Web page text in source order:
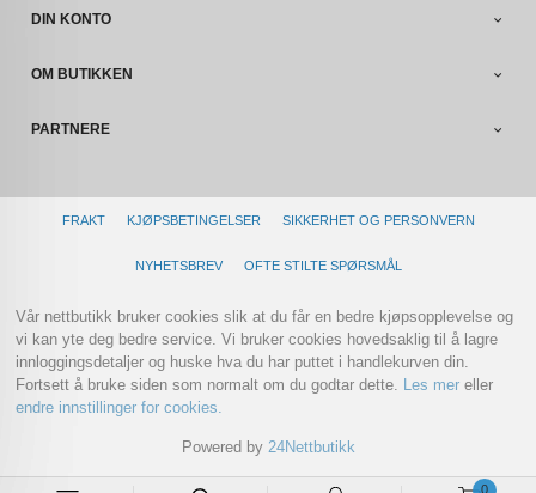
0
DIN KONTO
OM BUTIKKEN
PARTNERE
FRAKT KJØPSBETINGELSER SIKKERHET OG PERSONVERN
NYHETSBREV OFTE STILTE SPØRSMÅL
Vår nettbutikk bruker cookies slik at du får en bedre kjøpsopplevelse og
vi kan yte deg bedre service. Vi bruker cookies hovedsaklig til å lagre
innloggingsdetaljer og huske hva du har puttet i handlekurven din.
Fortsett å bruke siden som normalt om du godtar dette. Les mer eller
endre innstillinger for cookies.
Powered by 24Nettbutikk